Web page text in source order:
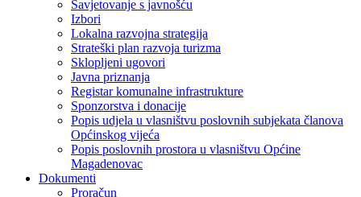
Savjetovanje s javnošću
Izbori
Lokalna razvojna strategija
Strateški plan razvoja turizma
Sklopljeni ugovori
Javna priznanja
Registar komunalne infrastrukture
Sponzorstva i donacije
Popis udjela u vlasništvu poslovnih subjekata članova
Općinskog vijeća
Popis poslovnih prostora u vlasništvu Općine
Magadenovac
Dokumenti
Proračun